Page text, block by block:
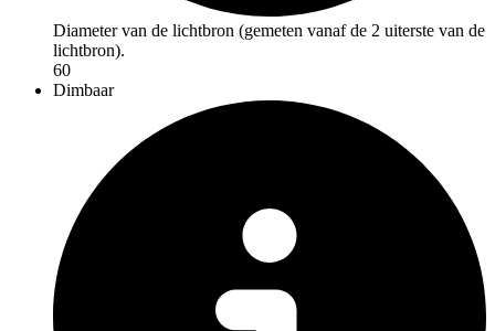
Diameter van de lichtbron (gemeten vanaf de 2 uiterste van de
lichtbron).
60
Dimbaar